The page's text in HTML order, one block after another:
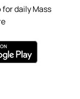
for daily Mass